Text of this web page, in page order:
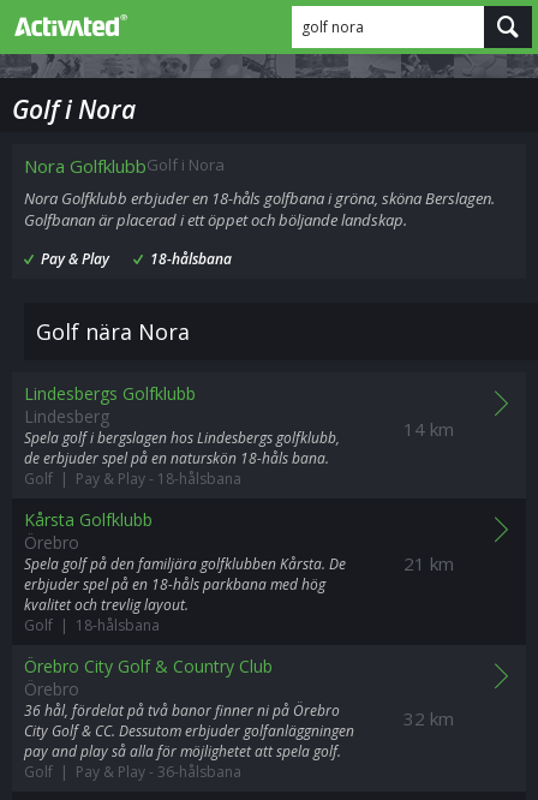
golf nora
Golf i Nora
Nora GolfklubbGolf i Nora
Nora Golfklubb erbjuder en 18-håls golfbana i gröna, sköna Berslagen.
Golfbanan är placerad i ett öppet och böljande landskap.
Pay & Play 18-hålsbana
Golf nära Nora
14 km
Lindesbergs Golfklubb
Lindesberg
Spela golf i bergslagen hos Lindesbergs golfklubb,
de erbjuder spel på en naturskön 18-håls bana.
Golf | Pay & Play- 18-hålsbana
21 km
Kårsta Golfklubb
Örebro
Spela golf på den familjära golfklubben Kårsta. De
erbjuder spel på en 18-håls parkbana med hög
kvalitet och trevlig layout.
Golf | 18-hålsbana
32 km
Örebro City Golf & Country Club
Örebro
36 hål, fördelat på två banor finner ni på Örebro
City Golf & CC. Dessutom erbjuder golfanläggningen
pay and play så alla för möjlighetet att spela golf.
Golf | Pay & Play- 36-hålsbana